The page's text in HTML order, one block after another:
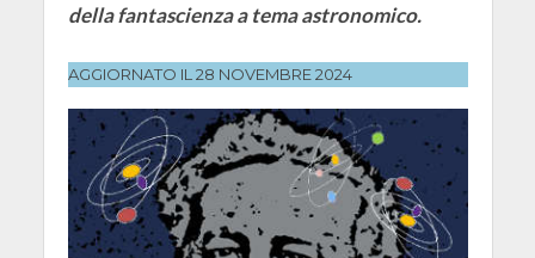
della fantascienza a tema astronomico.
AGGIORNATO IL 28 NOVEMBRE 2024